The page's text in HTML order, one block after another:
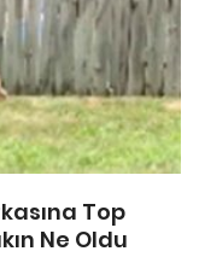
Top
Ne Oldu